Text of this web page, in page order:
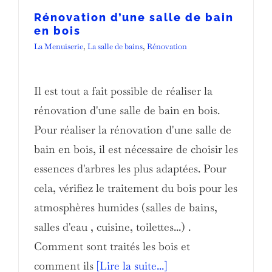
Rénovation d’une salle de bain
en bois
La Menuiserie, La salle de bains, Rénovation
Il est tout a fait possible de réaliser la
rénovation d'une salle de bain en bois.
Pour réaliser la rénovation d'une salle de
bain en bois, il est nécessaire de choisir les
essences d'arbres les plus adaptées. Pour
cela, vérifiez le traitement du bois pour les
atmosphères humides (salles de bains,
salles d'eau , cuisine, toilettes...) .
Comment sont traités les bois et
comment ils [Lire la suite...]